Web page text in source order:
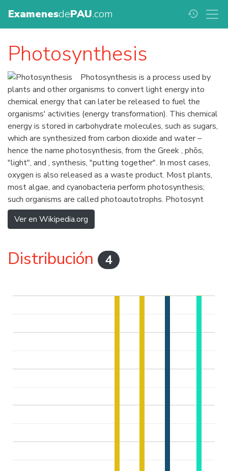
ExamenesdePAU.com history
Photosynthesis
Photosynthesis is a process used by
plants and other organisms to convert light energy into
chemical energy that can later be released to fuel the
organisms' activities (energy transformation). This chemical
energy is stored in carbohydrate molecules, such as sugars,
which are synthesized from carbon dioxide and water –
hence the name photosynthesis, from the Greek , phōs,
"light", and , synthesis, "putting together". In most cases,
oxygen is also released as a waste product. Most plants,
most algae, and cyanobacteria perform photosynthesis;
such organisms are called photoautotrophs. Photosynt
Ver en Wikipedia.org
Distribución 4